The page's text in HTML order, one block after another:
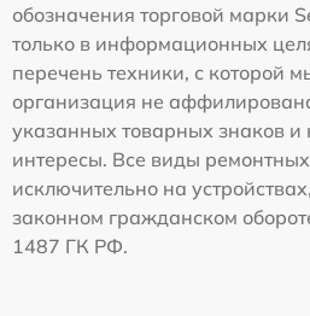
обозначения торговой марки
только в информационных
перечень техники, с которой
организация не
указанных товарных знаков и
интересы. Все виды
исключительно на
законном гражданском
1487 ГК РФ.